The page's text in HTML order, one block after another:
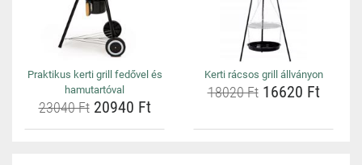
Praktikus kerti grill fedővel és
hamutartóval
23040 Ft20940 Ft
Kerti rácsos grill állványon
18020 Ft16620 Ft